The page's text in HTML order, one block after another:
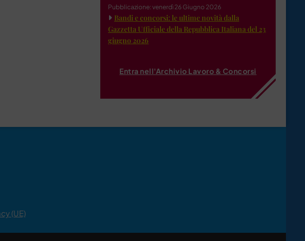
Pubblicazione: venerdì 26 Giugno 2026
Bandi e concorsi: le ultime novità dalla
Gazzetta Ufficiale della Repubblica Italiana del 23
giugno 2026
Entra nell'Archivio Lavoro & Concorsi
(UE)